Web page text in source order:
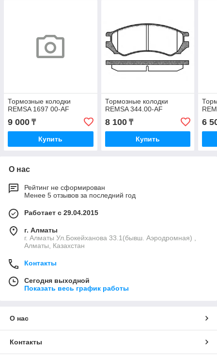
Тормозные колодки
REMSA 1697 00-AF
9 000 ₸
Купить
Тормозные колодки
REMSA 344.00-AF
8 100₸
Купить
6
О нас
Рейтинг не сформирован
Менее 5 отзывов за последний год
Работает с 29.04.2015
г. Алматы
г. Алматы Ул.Бокейханова 33.1(бывш. Аэродромная) ,
Алматы, Казахстан
Контакты
Сегодня выходной
Показать весь график работы
О нас
Контакты